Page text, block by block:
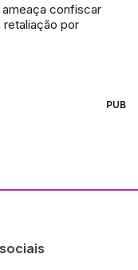
confiscar
retaliação por
PUB